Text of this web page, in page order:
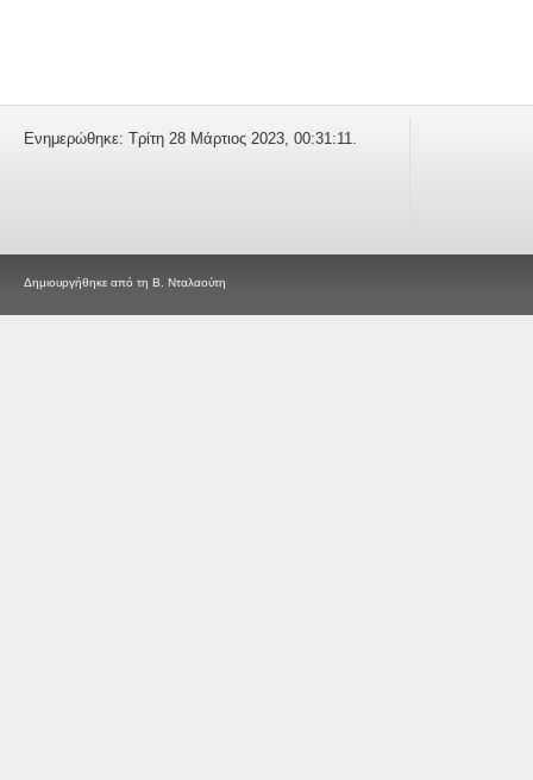
Eνημερώθηκε: Τρίτη 28 Μάρτιος 2023, 00:31:11.
Δημιουργήθηκε από τη Β. Νταλαούτη